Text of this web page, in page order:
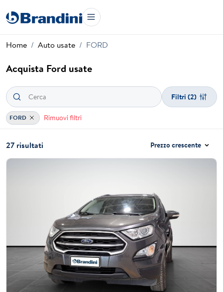
Home Auto usate FORD
Acquista Ford usate
Filtri (2)
FORD Rimuovi filtri
27 risultati Prezzo crescente